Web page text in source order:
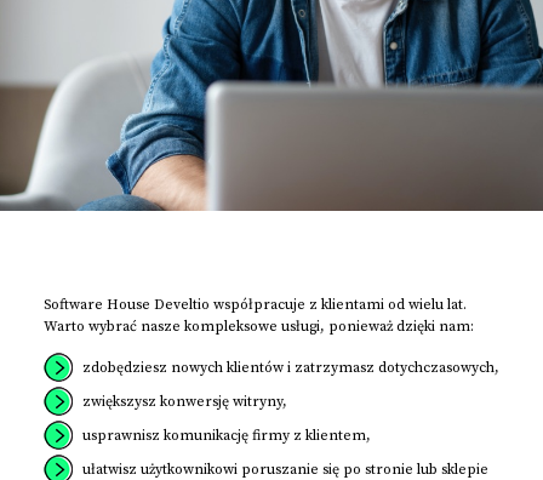
Software House Develtio współpracuje z klientami od wielu lat.
Warto wybrać nasze kompleksowe usługi, ponieważ dzięki nam:
zdobędziesz nowych klientów i zatrzymasz dotychczasowych,
zwiększysz konwersję witryny,
usprawnisz komunikację firmy z klientem,
ułatwisz użytkownikowi poruszanie się po stronie lub sklepie